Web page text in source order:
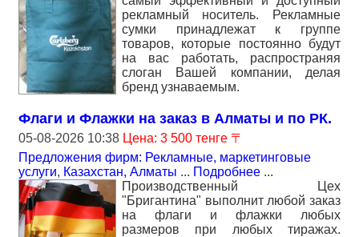
рекламный носитель. Рекламные
сумки принадлежат к группе
товаров, которые постоянно будут
на вас работать, распространяя
слоган Вашей компании, делая
бренд узнаваемым.
Флаги и Флажки на заказ в Алматы и по РК.
05-08-2026 10:38 Цена: 3 500 тенге 〒
Предложения фирм: Рекламные, маркетинговые
услуги, Казахстан, Алматы ... Подробнее ...
Производственный Цех
"Бригантина" выполнит любой заказ
на флаги и флажки любых
размеров при любых тиражах.